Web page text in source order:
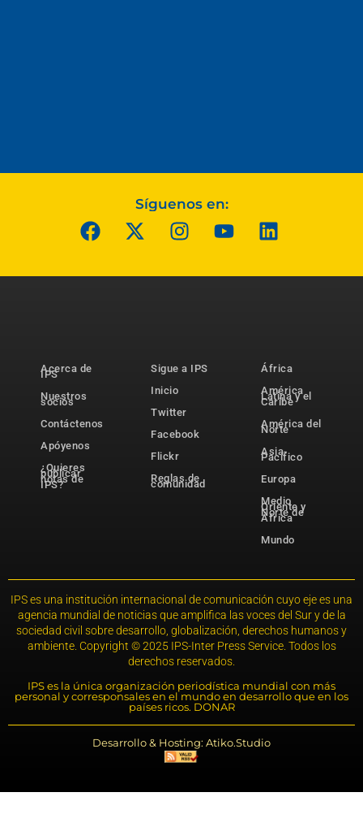
Síguenos en:
Acerca de
IPS
Nuestros
socios
Contáctenos
Apóyenos
¿Quieres
publicar
notas de
IPS?
Sigue a IPS
Inicio
Twitter
Facebook
Flickr
Reglas de
comunidad
África
América
Latina y el
Caribe
América del
Norte
Asia-
Pacífico
Europa
Medio
Oriente y
Norte de
África
Mundo
IPS es una institución internacional de comunicación cuyo eje es una
agencia mundial de noticias que amplifica las voces del Sur y de la
sociedad civil sobre desarrollo, globalización, derechos humanos y
ambiente. Copyright © 2025 IPS-Inter Press Service. Todos los
derechos reservados.
IPS es la única organización periodística mundial con más
personal y corresponsales en el mundo en desarrollo que en los
países ricos. DONAR
Desarrollo & Hosting: Atiko.Studio